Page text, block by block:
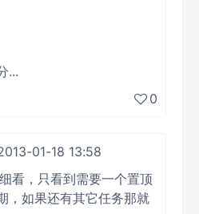
...
0
01-18 13:58
看，只看到需要一个置顶
，如果还有其它任务那就